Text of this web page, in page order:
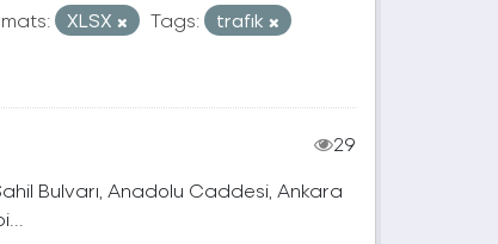
XLSX Tags:
trafık
29
Bulvarı, Anadolu Caddesi, Ankara